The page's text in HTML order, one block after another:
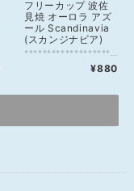
フリーカップ 波佐
見焼 オーロラ アズ
ール Scandinavia
(スカンジナビア)
¥880